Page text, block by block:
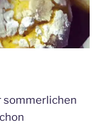
sommerlichen